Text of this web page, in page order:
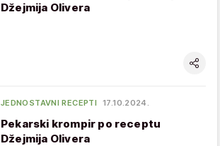
Džejmija Olivera
JEDNOSTAVNI RECEPTI 17.10.2024.
Pekarski krompir po receptu
Džejmija Olivera